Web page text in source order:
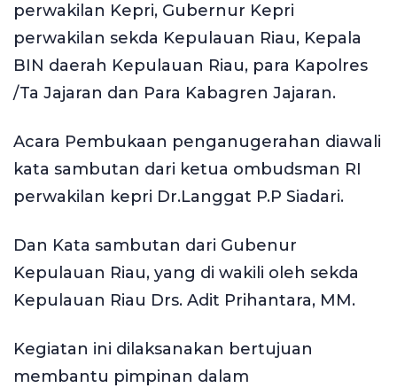
perwakilan Kepri, Gubernur Kepri
perwakilan sekda Kepulauan Riau, Kepala
BIN daerah Kepulauan Riau, para Kapolres
/Ta Jajaran dan Para Kabagren Jajaran.
Acara Pembukaan penganugerahan diawali
kata sambutan dari ketua ombudsman RI
perwakilan kepri Dr.Langgat P.P Siadari.
Dan Kata sambutan dari Gubenur
Kepulauan Riau, yang di wakili oleh sekda
Kepulauan Riau Drs. Adit Prihantara, MM.
Kegiatan ini dilaksanakan bertujuan
membantu pimpinan dalam